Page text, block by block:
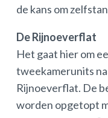
de kans om
De Rijnoeverflat
Het gaat hier om
tweekamerunits
Rijnoeverflat. De
worden opgetopt